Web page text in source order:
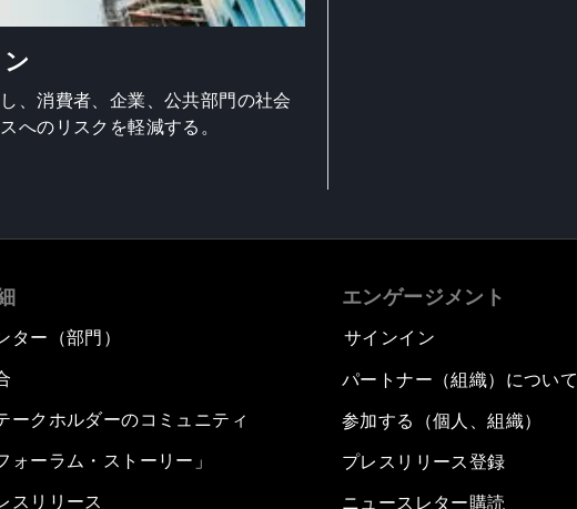
、消費者、企業、公共部門の社会
へのリスクを軽減する。
ター（部門）
ークホルダーのコミュニティ
ォーラム・ストーリー」
スリリース
エンゲージメント
サインイン
パートナー（組織）について
参加する（個人、組織）
プレスリリース登録
ニュースレター購読